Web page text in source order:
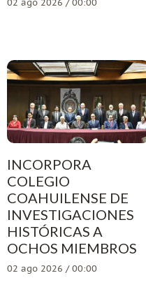
02 ago 2026 / 00:00
INCORPORA
COLEGIO
COAHUILENSE DE
INVESTIGACIONES
HISTÓRICAS A
OCHOS MIEMBROS
02 ago 2026 / 00:00